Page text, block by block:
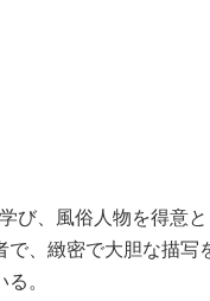
び、風俗人物を得意
、緻密で大胆な描写
。